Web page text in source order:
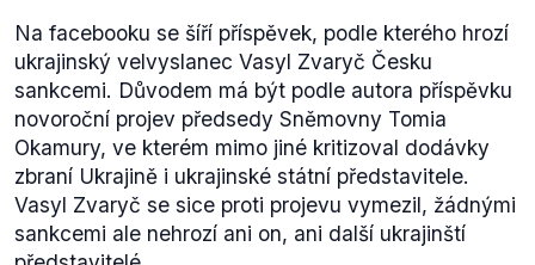
Na facebooku se šíří příspěvek, podle kterého hrozí
ukrajinský velvyslanec Vasyl Zvaryč Česku
sankcemi. Důvodem má být podle autora příspěvku
novoroční projev předsedy Sněmovny Tomia
Okamury, ve kterém mimo jiné kritizoval dodávky
zbraní Ukrajině i ukrajinské státní představitele.
Vasyl Zvaryč se sice proti projevu vymezil, žádnými
sankcemi ale nehrozí ani on, ani další ukrajinští